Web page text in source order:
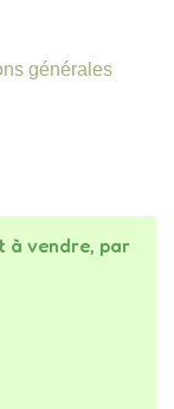
générales
à vendre, par